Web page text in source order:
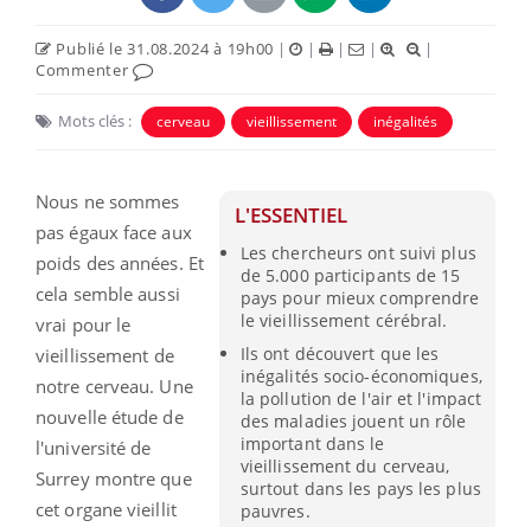
Publié le 31.08.2024 à 19h00 | | | |
|
Commenter
Mots clés : cerveau vieillissement inégalités
L'ESSENTIEL
Les chercheurs ont suivi plus
de 5.000 participants de 15
pays pour mieux comprendre
le vieillissement cérébral.
Ils ont découvert que les
inégalités socio-économiques,
la pollution de l'air et l'impact
des maladies jouent un rôle
important dans le
vieillissement du cerveau,
surtout dans les pays les plus
pauvres.
Nous ne sommes
pas égaux face aux
poids des années. Et
cela semble aussi
vrai pour le
vieillissement de
notre cerveau. Une
nouvelle étude de
l'université de
Surrey montre que
cet organe vieillit